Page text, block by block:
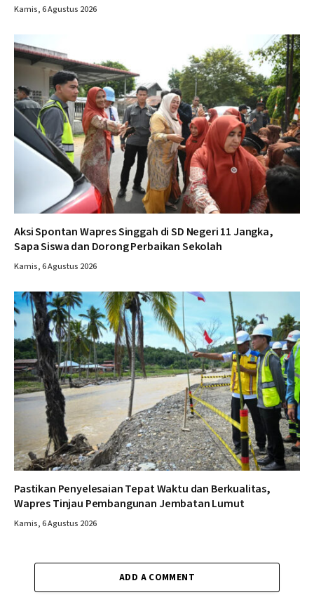
Kamis, 6 Agustus 2026
Aksi Spontan Wapres Singgah di SD Negeri 11 Jangka,
Sapa Siswa dan Dorong Perbaikan Sekolah
Kamis, 6 Agustus 2026
Pastikan Penyelesaian Tepat Waktu dan Berkualitas,
Wapres Tinjau Pembangunan Jembatan Lumut
Kamis, 6 Agustus 2026
ADD A COMMENT